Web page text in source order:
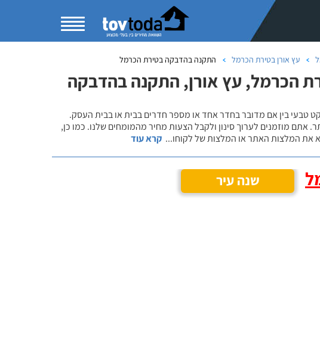
עץ אורן בטירת הכרמל התקנה בהדבקה בטירת הכרמל
הכרמל, עץ אורן, התקנה בהדבקה
טבעי בין אם מדובר בחדר אחד או מספר חדרים בבית או בבית העסק.
אתם מוזמנים לערוך סינון ולקבל הצעות מחיר מהמומחים שלנו. כמו כן,
את המלצות האתר או המלצות של לקוחו... קרא עוד
שנה עיר